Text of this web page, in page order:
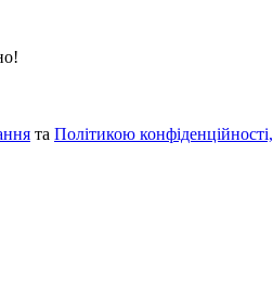
та Політикою конфіденційності,